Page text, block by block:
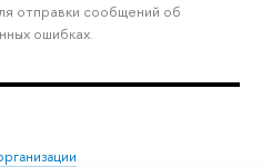
отправки сообщений об
ошибках.